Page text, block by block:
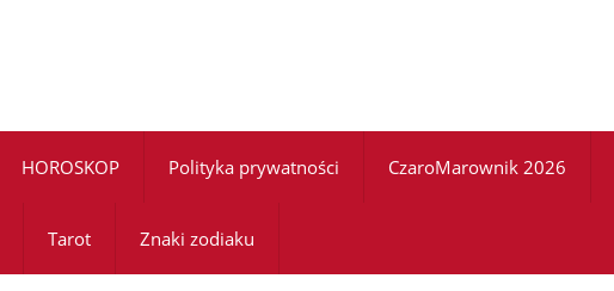
HOROSKOP Polityka prywatności CzaroMarownik 2026
Tarot Znaki zodiaku